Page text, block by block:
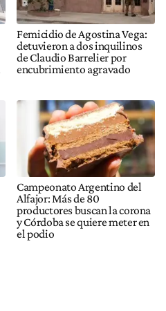
Femicidio de Agostina Vega:
detuvieron a dos inquilinos
de Claudio Barrelier por
encubrimiento agravado
Campeonato Argentino del
Alfajor: Más de 80
productores buscan la corona
y Córdoba se quiere meter en
el podio